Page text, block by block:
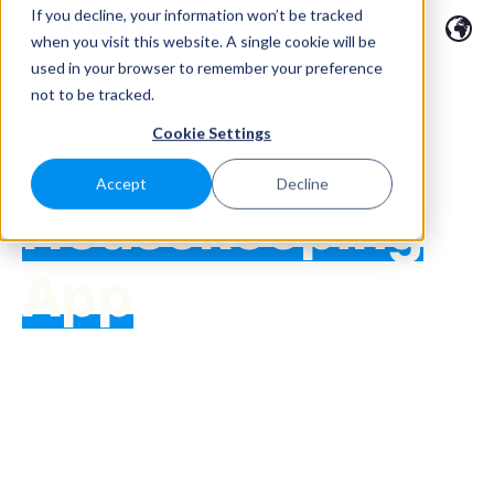
If you decline, your information won’t be tracked
when you visit this website. A single cookie will be
used in your browser to remember your preference
not to be tracked.
Cookie Settings
Accept Decline
Housekeeping
App